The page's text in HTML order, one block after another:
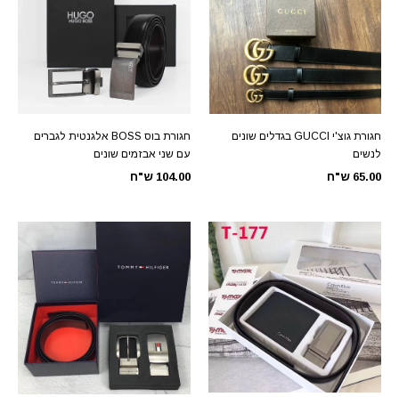
חגורת גוצ'י GUCCI בגדלים שונים
לנשים
65.00 ש"ח
חגורת בוס BOSS אלגנטית לגברים
עם שני אבזמים שונים
104.00 ש"ח